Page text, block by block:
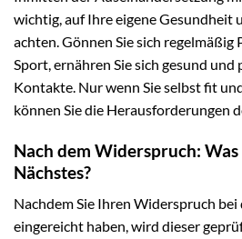
wichtig, auf Ihre eigene Gesundheit
achten. Gönnen Sie sich regelmäßig
Sport, ernähren Sie sich gesund und
Kontakte. Nur wenn Sie selbst fit
können Sie die Herausforderungen
Nach dem Widerspruch:
Nächstes?
Nachdem Sie Ihren Widerspruch bei
eingereicht haben, wird dieser